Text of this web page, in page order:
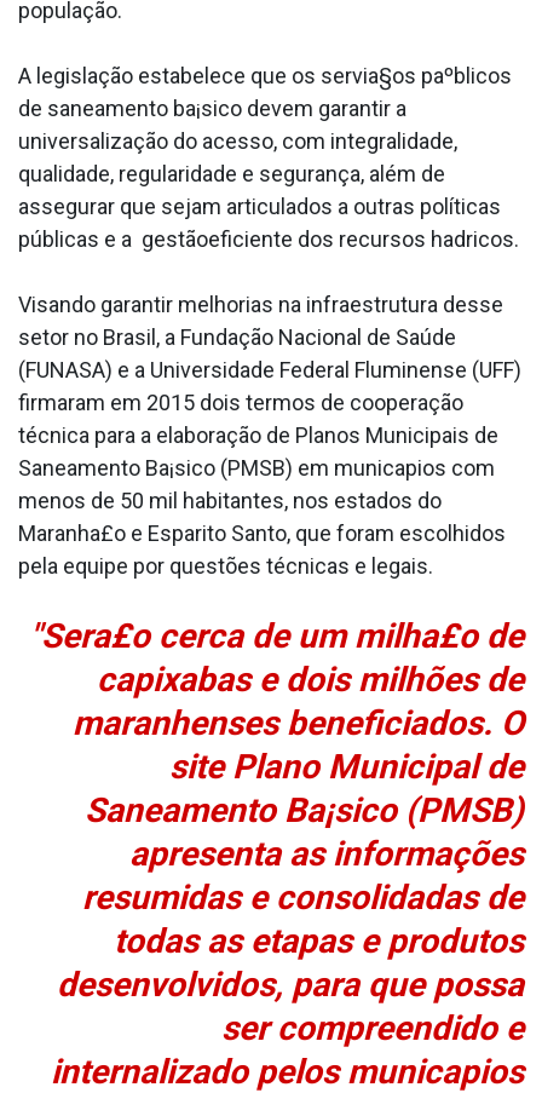
população.
A legislação estabelece que os servia§os paºblicos
de saneamento ba¡sico devem garantir a
universalização do acesso, com integralidade,
qualidade, regularidade e segurança, além de
assegurar que sejam articulados a outras políticas
públicas e a gestãoeficiente dos recursos ha­dricos.
Visando garantir melhorias na infraestrutura desse
setor no Brasil, a Fundação Nacional de Saúde
(FUNASA) e a Universidade Federal Fluminense (UFF)
firmaram em 2015 dois termos de cooperação
técnica para a elaboração de Planos Municipais de
Saneamento Ba¡sico (PMSB) em munica­pios com
menos de 50 mil habitantes, nos estados do
Maranha£o e Espa­rito Santo, que foram escolhidos
pela equipe por questões técnicas e legais.
"Sera£o cerca de um milha£o de
capixabas e dois milhões de
maranhenses beneficiados. O
site Plano Municipal de
Saneamento Ba¡sico (PMSB)
apresenta as informações
resumidas e consolidadas de
todas as etapas e produtos
desenvolvidos, para que possa
ser compreendido e
internalizado pelos munica­pios